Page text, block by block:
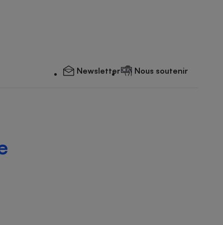
Newsletter Nous soutenir